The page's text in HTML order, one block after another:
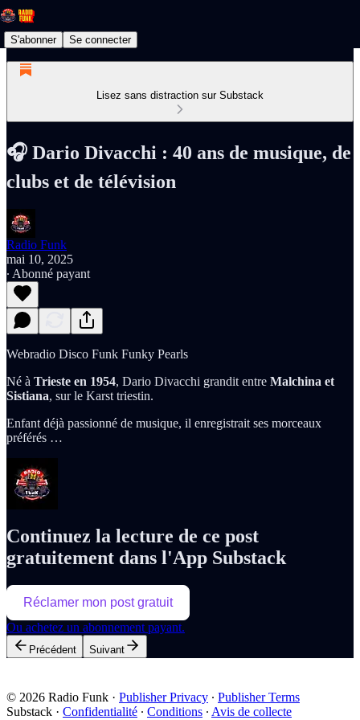
S'abonner Se connecter
Lisez sans distraction sur Substack
🎧 Dario Divacchi : 40 ans de musique, de
clubs et de télévision
Radio Funk
mai 10, 2025
∙ Abonné payant
Webradio Disco Funk Funky Pearls
Né à Trieste en 1954, Dario Divacchi grandit entre Malchina et
Sistiana, sur le Karst triestin.
Enfant déjà passionné de musique, il enregistrait ses morceaux
préférés …
Continuez la lecture de ce post
gratuitement dans l'App Substack
Réclamer mon post gratuit
Ou achetez un abonnement payant.
Précédent Suivant
© 2026 Radio Funk · Publisher Privacy ∙ Publisher Terms
Substack · Confidentialité ∙ Conditions ∙ Avis de collecte